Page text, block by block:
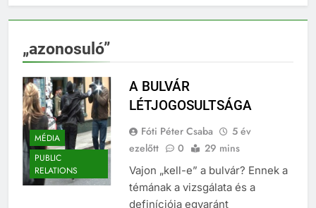
„azonosuló”
MÉDIA
PUBLIC
RELATIONS
A BULVÁR
LÉTJOGOSULTSÁGA
Fóti Péter Csaba
5 év
ezelőtt
0 29 mins
Vajon „kell-e” a bulvár? Ennek a
témának a vizsgálata és a
definíciója egyaránt